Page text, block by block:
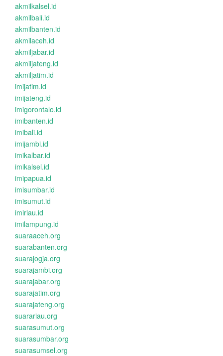
akmilkalsel.id
akmilbali.id
akmilbanten.id
akmilaceh.id
akmiljabar.id
akmiljateng.id
akmiljatim.id
imijatim.id
imijateng.id
imigorontalo.id
imibanten.id
imibali.id
imijambi.id
imikalbar.id
imikalsel.id
imipapua.id
imisumbar.id
imisumut.id
imiriau.id
imilampung.id
suaraaceh.org
suarabanten.org
suarajogja.org
suarajambi.org
suarajabar.org
suarajatim.org
suarajateng.org
suarariau.org
suarasumut.org
suarasumbar.org
suarasumsel.org